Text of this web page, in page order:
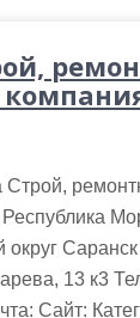
округ
13 к3
Cайт: